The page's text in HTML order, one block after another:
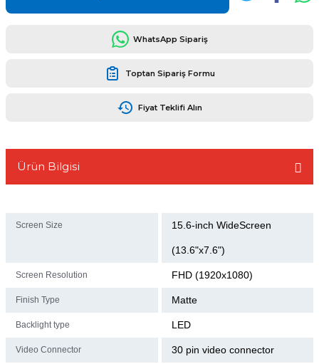
WhatsApp Sipariş
Toptan Sipariş Formu
Fiyat Teklifi Alın
Ürün Bilgisi
Screen Size 15.6-inch WideScreen
(13.6"x7.6")
Screen Resolution FHD (1920x1080)
Finish Type Matte
Backlight type LED
Video Connector 30 pin video connector